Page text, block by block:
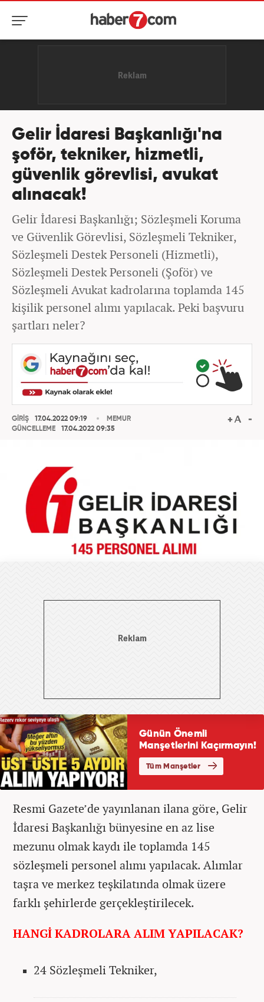
Gelir İdaresi Başkanlığı'na
şoför, tekniker, hizmetli,
güvenlik görevlisi, avukat
alınacak!
Gelir İdaresi Başkanlığı; Sözleşmeli Koruma
ve Güvenlik Görevlisi, Sözleşmeli Tekniker,
Sözleşmeli Destek Personeli (Hizmetli),
Sözleşmeli Destek Personeli (Şoför) ve
Sözleşmeli Avukat kadrolarına toplamda 145
kişilik personel alımı yapılacak. Peki başvuru
şartları neler?
GİRİŞ
17.04.2022 09:19
GÜNCELLEME
17.04.2022 09:35
MEMUR
Resmi Gazete’de yayınlanan ilana göre, Gelir
İdaresi Başkanlığı bünyesine en az lise
mezunu olmak kaydı ile toplamda 145
sözleşmeli personel alımı yapılacak. Alımlar
taşra ve merkez teşkilatında olmak üzere
farklı şehirlerde gerçekleştirilecek.
HANGİ KADROLARA ALIM YAPILACAK?
24 Sözleşmeli Tekniker,